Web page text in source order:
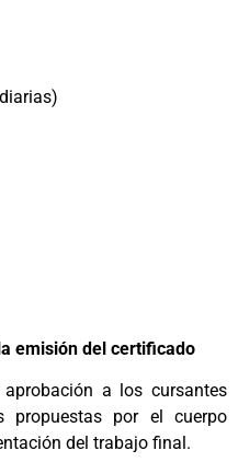
emisión del certificado
a los cursantes
por el cuerpo
del trabajo final.